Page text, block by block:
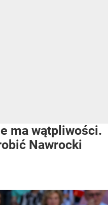
ma wątpliwości.
Nawrocki